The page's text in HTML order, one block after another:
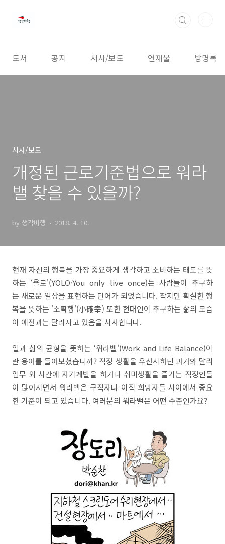
도서 공지 시사/보도 연재물 방명록
시사/보도
개정된 근로기준법으로 워라
밸 찾을 수 있을까?
by 생각비행 2018. 4. 10.
현재 자신의 행복을 가장 중요하게 생각하고 소비하는 태도를 뜻
하는 ‘욜로'(YOLO·You only live once)는 사람들이 추구하
는 새로운 일상을 표현하는 단어가 되었습니다. 작지만 확실한 행
복을 뜻하는 '소확행'(小確幸) 또한 현대인이 추구하는 삶의 모습
이 예전과는 달라지고 있음을 시사합니다.
일과 삶의 균형을 뜻하는 ‘워라밸'(Work and Life Balance)이
란 용어를 들어보셨습니까? 직장 생활을 우선시하던 과거와 달리
업무 외 시간에 자기계발을 하거나 취미생활을 즐기는 직장인들
이 많아지면서 워라밸은 구직자나 이직 희망자들 사이에서 중요
한 기준이 되고 있습니다. 여러분의 워라밸은 어떤 수준인가요?